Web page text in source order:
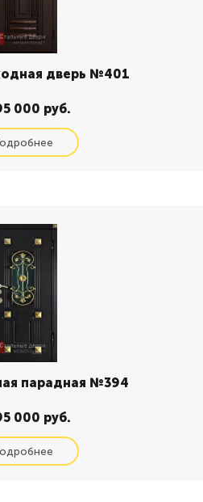
дверь №401
000 руб.
парадная №394
000 руб.